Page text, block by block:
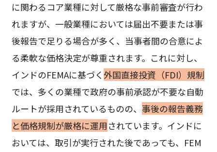
に関わるコア業種に対して厳格な事前審査が行わ
れますが、一般業種においては届出不要または事
後報告で足りる場合が多く、当事者間の合意によ
る柔軟な価格決定が尊重されます。これに対し、
インドのFEMAに基づく外国直接投資（FDI）規制
では、多くの業種で政府の事前承認が不要な自動
ルートが採用されているものの、 事後の報告義務
と価格規制が厳格に運用されています。インドに
おいては、取引が実行された後であっても、FEM